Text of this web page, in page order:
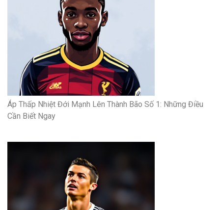
Áp Thấp Nhiệt Đới Mạnh Lên Thành Bão Số 1: Những Điều
Cần Biết Ngay